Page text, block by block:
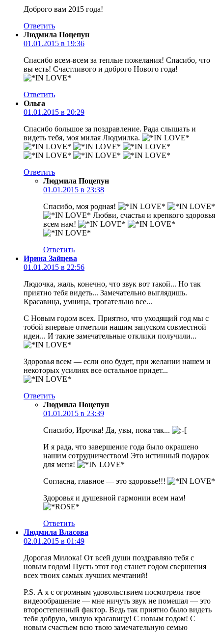
Доброго вам 2015 года!
Ответить
Людмила Поцепун
01.01.2015 в 19:36
Спасибо всем-всем за теплые пожелания! Спасибо, что
вы есть! Счастливого и доброго Нового года!
Ответить
Ольга
01.01.2015 в 20:29
Спасибо большое за поздравление. Рада слышать и
видеть тебя, моя милая Людмилка.
Ответить
Людмила Поцепун
01.01.2015 в 23:38
Спасибо, моя родная!
Любви, счастья и крепкого здоровья
всем нам!
Ответить
Ирина Зайцева
01.01.2015 в 22:56
Людочка, жаль, конечно, что звук вот такой... Но так
приятно тебя видеть... Замечательно выглядишь.
Красавица, умница, трогательно все...
С Новым годом всех. Приятно, что уходящий год мы с
тобой впервые отметили нашим запуском совместной
идеи... И такие замечательные отклики получили...
Здоровья всем — если оно будет, при желании нашем и
некоторых усилиях все остальное придет...
Ответить
Людмила Поцепун
01.01.2015 в 23:39
Спасибо, Ирочка! Да, увы, пока так...
И я рада, что завершение года было окрашено
нашим сотрудничеством! Это истинный подарок
для меня!
Согласна, главное — это здоровье!!!
Здоровья и душевной гармонии всем нам!
Ответить
Людмила Власова
02.01.2015 в 01:49
Дорогая Милока! От всей души поздравляю тебя с
новым годом! Пусть этот год станет годом свершения
всех твоих самых лучших мечтаний!
P.S. А я с огромным удовольствием посмотрела твое
видеообращение — мне ничуть звук не помешал — это
второстепенный фактор. Ведь так приятно было видеть
тебя добрую, милую красавицу! С новым годом! С
новым счастьем всю твою замечательную семью